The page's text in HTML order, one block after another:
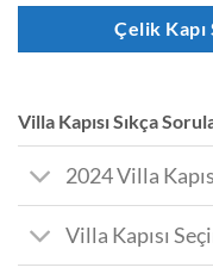
Çelik Kapı
Villa Kapısı Sıkça
2024 Villa
Villa Kapısı